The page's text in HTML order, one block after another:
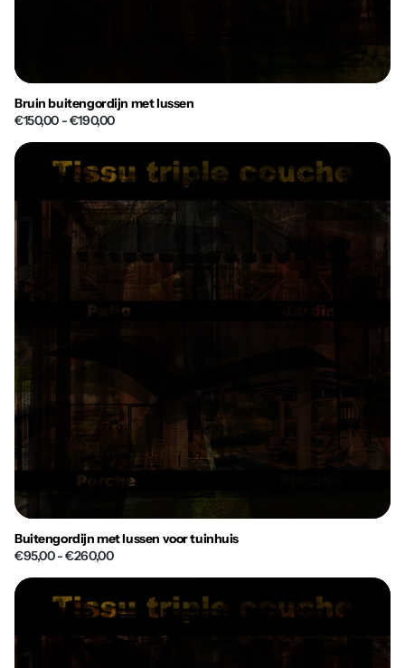
Bruin buitengordijn met lussen
€150,00 - €190,00
Buitengordijn met lussen voor tuinhuis
€95,00- €260,00